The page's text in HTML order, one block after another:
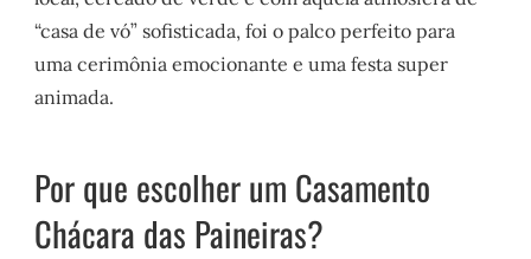
“casa de vó” sofisticada, foi o palco perfeito para
uma cerimônia emocionante e uma festa super
animada.
Por que escolher um Casamento
Chácara das Paineiras?